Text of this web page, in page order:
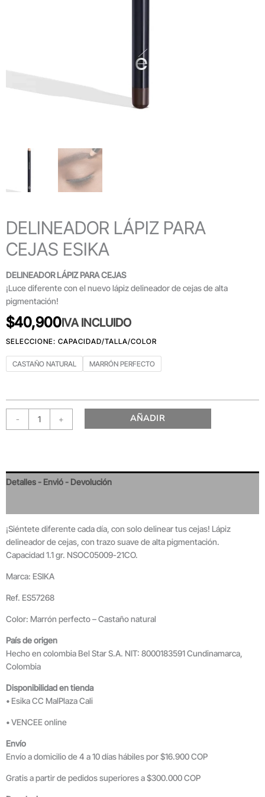
DELINEADOR LÁPIZ PARA
CEJAS ESIKA
DELINEADOR LÁPIZ PARA CEJAS
¡Luce diferente con el nuevo lápiz delineador de cejas de alta
pigmentación!
$40,900IVA INCLUIDO
CASTAÑO NATURAL MARRÓN PERFECTO
- + AÑADIR
Detalles - Envió - Devolución
¡Siéntete diferente cada día, con solo delinear tus cejas! Lápiz
delineador de cejas, con trazo suave de alta pigmentación.
Capacidad 1.1 gr. NSOC05009-21CO.
Marca: ESIKA
Ref. ES57268
Color: Marrón perfecto – Castaño natural
País de origen
Hecho en colombia Bel Star S.A. NIT: 8000183591 Cundinamarca,
Colombia
Disponibilidad en tienda
• Esika CC MalPlaza Cali
• VENCEE online
Envío
Envío a domicilio de 4 a 10 días hábiles por $16.900 COP
Gratis a partir de pedidos superiores a $300.000 COP